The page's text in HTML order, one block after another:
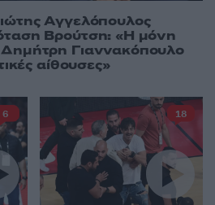
Αγγελόπουλος
Βρούτση: «Η μόνη
Γιαννακόπουλο
αίθουσες»
6 18